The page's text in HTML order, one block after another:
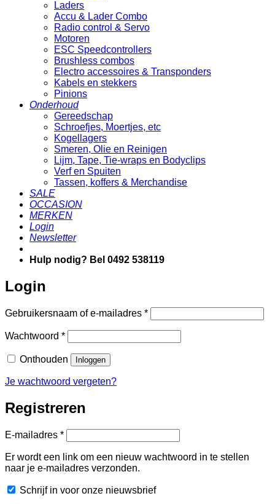
Laders
Accu & Lader Combo
Radio control & Servo
Motoren
ESC Speedcontrollers
Brushless combos
Electro accessoires & Transponders
Kabels en stekkers
Pinions
Onderhoud
Gereedschap
Schroefjes, Moertjes, etc
Kogellagers
Smeren, Olie en Reinigen
Lijm, Tape, Tie-wraps en Bodyclips
Verf en Spuiten
Tassen, koffers & Merchandise
SALE
OCCASION
MERKEN
Login
Newsletter
Hulp nodig? Bel 0492 538119
Login
Gebruikersnaam of e-mailadres *Vereist
Wachtwoord *Vereist
Onthouden Inloggen
Je wachtwoord vergeten?
Registreren
E-mailadres *Vereist
Er wordt een link om een nieuw wachtwoord in te stellen
naar je e-mailadres verzonden.
Schrijf in voor onze nieuwsbrief